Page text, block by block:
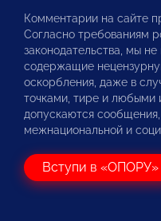
Комментарии на сайте
Согласно требованиям
законодательства, мы
содержащие
оскорбления, даже в
точками, тире и
допускаются
межнациональной и
Вступи в «ОПОРУ»